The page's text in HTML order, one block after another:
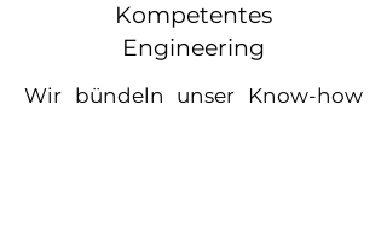
Kompetentes
Engineering
Wir bündeln unser Know-how